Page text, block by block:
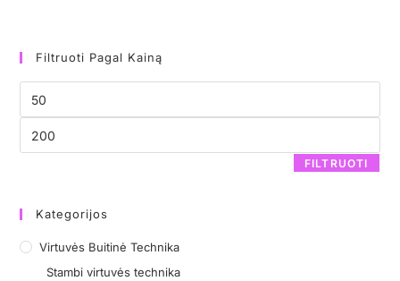
Filtruoti Pagal Kainą
FILTRUOTI
Kategorijos
Virtuvės Buitinė Technika
Stambi virtuvės technika